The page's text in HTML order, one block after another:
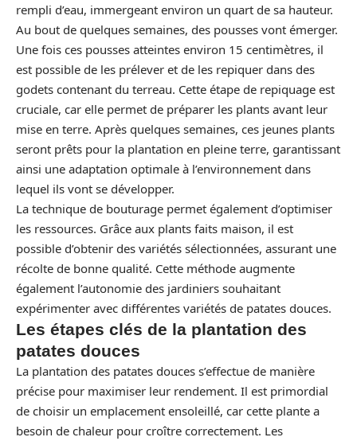
rempli d’eau, immergeant environ un quart de sa hauteur.
Au bout de quelques semaines, des pousses vont émerger.
Une fois ces pousses atteintes environ 15 centimètres, il
est possible de les prélever et de les repiquer dans des
godets contenant du terreau. Cette étape de repiquage est
cruciale, car elle permet de préparer les plants avant leur
mise en terre. Après quelques semaines, ces jeunes plants
seront prêts pour la plantation en pleine terre, garantissant
ainsi une adaptation optimale à l’environnement dans
lequel ils vont se développer.
La technique de bouturage permet également d’optimiser
les ressources. Grâce aux plants faits maison, il est
possible d’obtenir des variétés sélectionnées, assurant une
récolte de bonne qualité. Cette méthode augmente
également l’autonomie des jardiniers souhaitant
expérimenter avec différentes variétés de patates douces.
Les étapes clés de la plantation des
patates douces
La plantation des patates douces s’effectue de manière
précise pour maximiser leur rendement. Il est primordial
de choisir un emplacement ensoleillé, car cette plante a
besoin de chaleur pour croître correctement. Les